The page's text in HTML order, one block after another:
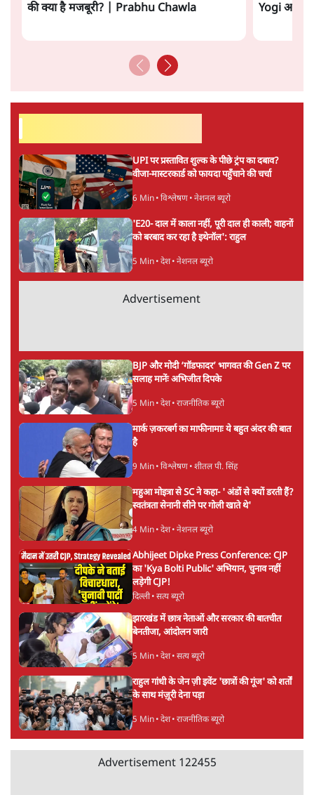
की क्या है मजबूरी? | Prabhu Chawla
Yogi आपस
UPI पर प्रस्तावित शुल्क के पीछे ट्रंप का दबाव?
वीजा-मास्टरकार्ड को फायदा पहुँचाने की चर्चा
6 Min• विश्लेषण• नेशनल ब्यूरो
'E20- दाल में काला नहीं, पूरी दाल ही काली; वाहनों
को बरबाद कर रहा है इथेनॉल': राहुल
5 Min• देश• नेशनल ब्यूरो
Advertisement
BJP और मोदी ‘गॉडफादर’ भागवत की Gen Z पर
सलाह मानेंः अभिजीत दिपके
5 Min• देश• राजनीतिक ब्यूरो
मार्क ज़करबर्ग का माफीनामाः ये बहुत अंदर की बात
है
9 Min• विश्लेषण• शीतल पी. सिंह
महुआ मोइत्रा से SC ने कहा- ' अंडों से क्यों डरती हैं?
स्वतंत्रता सेनानी सीने पर गोली खाते थे'
4 Min• देश• नेशनल ब्यूरो
Abhijeet Dipke Press Conference: CJP
का 'Kya Bolti Public' अभियान, चुनाव नहीं
लड़ेगी CJP!
दिल्ली• सत्य ब्यूरो
झारखंड में छात्र नेताओं और सरकार की बातचीत
बेनतीजा, आंदोलन जारी
5 Min• देश• सत्य ब्यूरो
राहुल गांधी के जेन ज़ी इवेंट 'छात्रों की गूंज' को शर्तों
के साथ मंज़ूरी देना पड़ा
5 Min• देश• राजनीतिक ब्यूरो
Advertisement 122455